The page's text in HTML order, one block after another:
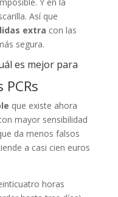
Así que
extra con las
segura.
es mejor para
que existe ahora
mayor sensibilidad
da menos falsos
a casi cien euros
horas